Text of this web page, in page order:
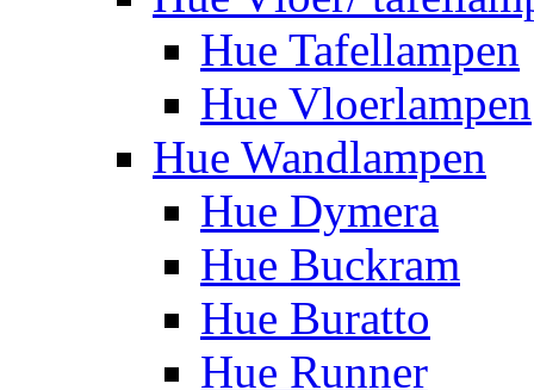
Hue Tafellampen
Hue Vloerlampen
Hue Wandlampen
Hue Dymera
Hue Buckram
Hue Buratto
Hue Runner